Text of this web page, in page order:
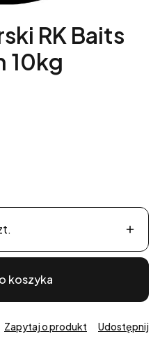
RK Baits
10kg
koszyka
Zapytaj o produkt Udostępnij